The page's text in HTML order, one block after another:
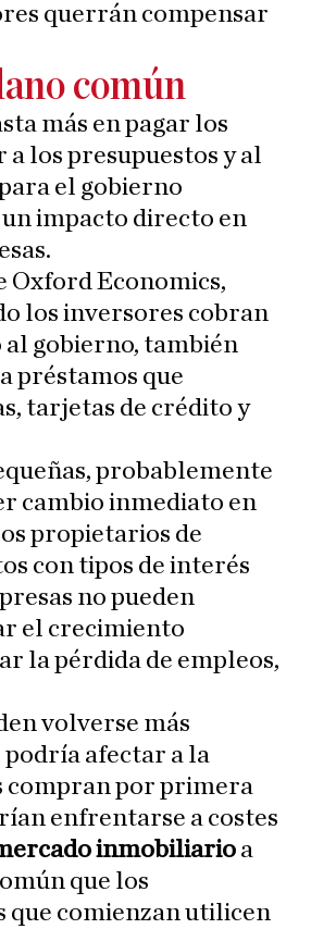
querrán compensar
común
más en pagar los
a los presupuestos y al
el gobierno
impacto directo en
Oxford Economics,
los inversores cobran
al gobierno, también
préstamos que
tarjetas de crédito y
probablemente
cambio inmediato en
propietarios de
con tipos de interés
no pueden
el crecimiento
la pérdida de empleos,
volverse más
afectar a la
compran por primera
enfrentarse a costes
inmobiliario a
que los
que comienzan utilicen